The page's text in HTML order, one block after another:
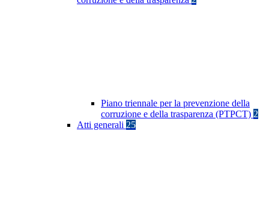
Piano triennale per la prevenzione della
corruzione e della trasparenza (PTPCT) 2
Atti generali 25